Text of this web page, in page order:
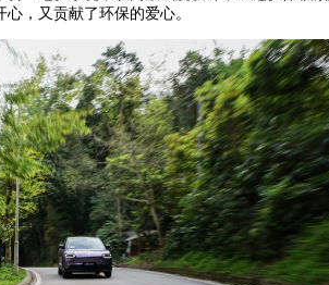
，又贡献了环保的爱心。